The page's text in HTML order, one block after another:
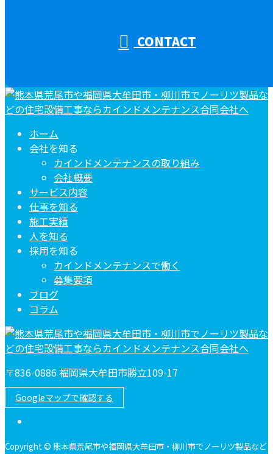
CONTACT
ホーム
会社を知る
カインドメンテナンスの取り組み
会社概要
サービス内容
仕事を知る
施工実績
人を知る
採用を知る
カインドメンテナンスで働く
募集要項
ブログ
コラム
〒836-0886 福岡県大牟田市勝立109-17
Googleマップで確認する
Copyright © 熊本県荒尾市や福岡県大牟田市・柳川市でノーリツ製品など